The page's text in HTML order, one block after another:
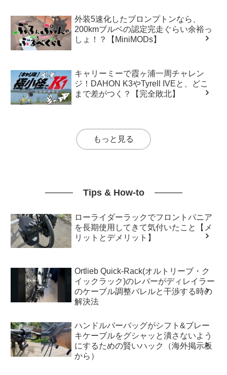
外装5速化したブロンプトンなら、
200kmブルベの認定完走ぐらい余裕っ
しょ！？【MiniMODs】
キャリーミーで霞ヶ浦一周チャレン
ジ！DAHON K3やTyrell IVEと、どこ
まで差がつく？【完全敗北】
もっと見る
Tips & How-to
ローライダーラックでフロントパニア
を長期使用してきて気付いたこと【メ
リットとデメリット】
Ortlieb Quick-Rack(オルトリーブ・ク
イックラック)のレバーがディレイラー
のケーブル調整バレルと干渉する時の
解決法
ハンドルバーバッグがシフト&ブレー
キケーブルをグシャッと潰さないよう
にするための賢いハック（海外掲示板
から）